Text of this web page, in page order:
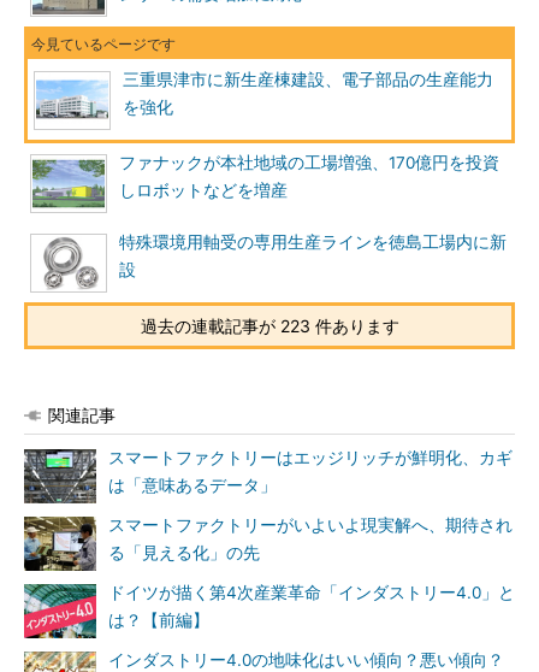
三重県津市に新生産棟建設、電子部品の生産能力
を強化
ファナックが本社地域の工場増強、170億円を投資
しロボットなどを増産
特殊環境用軸受の専用生産ラインを徳島工場内に新
設
過去の連載記事が 223 件あります
関連記事
スマートファクトリーはエッジリッチが鮮明化、カギ
は「意味あるデータ」
スマートファクトリーがいよいよ現実解へ、期待され
る「見える化」の先
ドイツが描く第4次産業革命「インダストリー4.0」と
は？【前編】
インダストリー4.0の地味化はいい傾向？悪い傾向？